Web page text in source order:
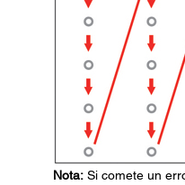
Nota: Si comete un